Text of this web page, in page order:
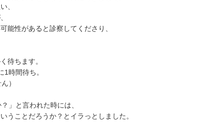
、
能性があると診察してくださり、
待ちます。
時間待ち。
）
」と言われた時には、
うことだろうか？とイラっとしました。